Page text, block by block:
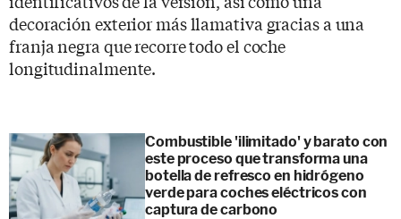
decoración exterior más llamativa gracias a una
franja negra que recorre todo el coche
longitudinalmente.
Combustible 'ilimitado' y barato con
este proceso que transforma una
botella de refresco en hidrógeno
verde para coches eléctricos con
captura de carbono